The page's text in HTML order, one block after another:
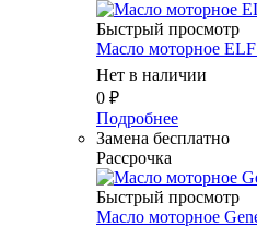
Быстрый просмотр
Масло мотоpное
Нет в наличии
0 ₽
Подробнее
Замена бесплатно
Рассрочка
Быстрый просмотр
Масло мотоpное